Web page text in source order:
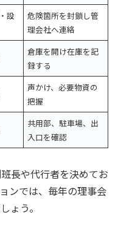
設
危険箇所を封鎖し管
理会社へ連絡
倉庫を開け在庫を記
録する
声かけ、必要物資の
把握
共用部、駐車場、出
入口を確認
長や代行者を決めてお
ンでは、毎年の理事会
ょう。